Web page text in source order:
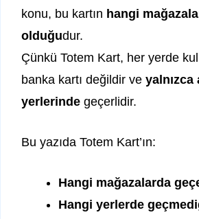
konu, bu kartın hangi
olduğudur.
Çünkü Totem Kart, her yerde
banka kartı değildir ve yalnızca
yerlerinde geçerlidir.
Bu yazıda Totem Kart’ın:
Hangi mağazalarda
Hangi yerlerde